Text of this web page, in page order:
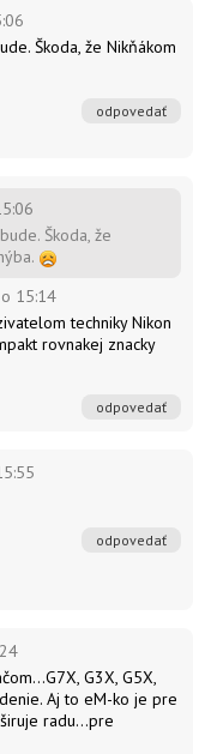
Škoda, že Nikňákom
odpovedať
Škoda, že
15:14
techniky Nikon
rovnakej znacky
odpovedať
odpovedať
G3X, G5X,
Aj to eM-ko je pre
radu...pre